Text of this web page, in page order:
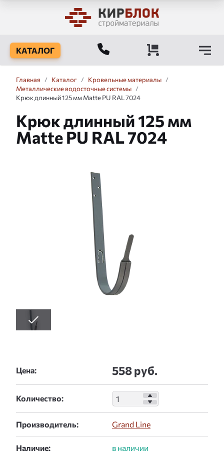
КАТАЛОГ
Главная / Каталог / Кровельные материалы /
Металлические водосточные системы /
Крюк длинный 125 мм Matte PU RAL 7024
Крюк длинный 125 мм
Matte PU RAL 7024
Цена: 558 руб.
Количество:
Производитель: Grand Line
Наличие: